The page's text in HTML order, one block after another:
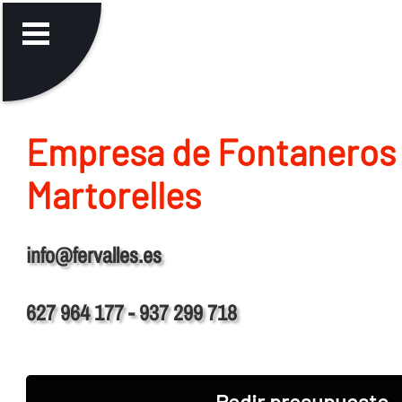
Empresa de
Martorelles
info@fervalles.es
627 964 177 - 937 299 718